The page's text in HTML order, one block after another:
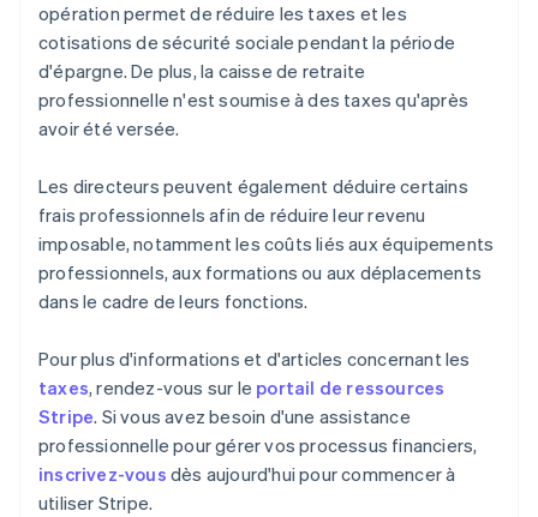
opération permet de réduire les taxes et les
cotisations de sécurité sociale pendant la période
d'épargne. De plus, la caisse de retraite
professionnelle n'est soumise à des taxes qu'après
avoir été versée.
Les directeurs peuvent également déduire certains
frais professionnels afin de réduire leur revenu
imposable, notamment les coûts liés aux équipements
professionnels, aux formations ou aux déplacements
dans le cadre de leurs fonctions.
Pour plus d'informations et d'articles concernant les
taxes, rendez-vous sur le portail de ressources
Stripe. Si vous avez besoin d'une assistance
professionnelle pour gérer vos processus financiers,
inscrivez-vous dès aujourd'hui pour commencer à
utiliser Stripe.